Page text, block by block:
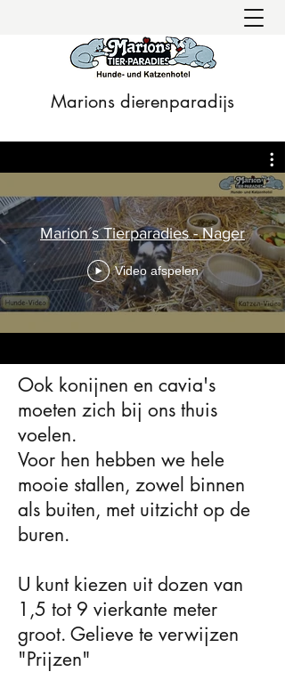
Marions dierenparadijs
Marion´s Tierparadies - Nager
Video afspelen
Ook konijnen en cavia's
moeten zich bij ons thuis
voelen.
Voor hen hebben we hele
mooie stallen, zowel binnen
als buiten, met uitzicht op de
buren.
U kunt kiezen uit dozen van
1,5 tot 9 vierkante meter
groot. Gelieve te verwijzen
"Prijzen"